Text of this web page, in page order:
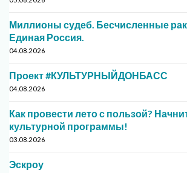
Миллионы судеб. Бесчисленные
Единая Россия.
04.08.2026
Проект #КУЛЬТУРНЫЙДОНБАСС
04.08.2026
Как провести лето с пользой?
культурной программы!
03.08.2026
Эскроу